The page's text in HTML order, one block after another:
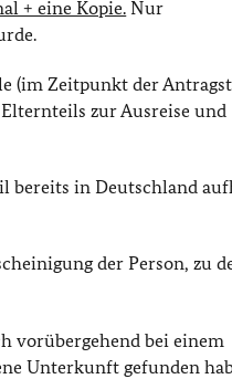
+ eine Kopie. Nur
(im Zeitpunkt der
zur Ausreise und
bereits in Deutschland
der Person, zu
vorübergehend bei einem
Unterkunft gefunden